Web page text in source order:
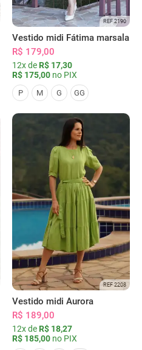
REF 2190
Vestido midi Fátima marsala
R$ 179,00
12x de R$ 17,30
R$ 175,00 no PIX
P M G GG
REF 2208
Vestido midi Aurora
R$ 189,00
12x de R$ 18,27
R$ 185,00 no PIX